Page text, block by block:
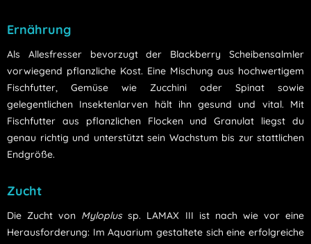
Ernährung
Als Allesfresser bevorzugt der Blackberry Scheibensalmler
vorwiegend pflanzliche Kost. Eine Mischung aus hochwertigem
Fischfutter, Gemüse wie Zucchini oder Spinat sowie
gelegentlichen Insektenlarven hält ihn gesund und vital. Mit
Fischfutter aus pflanzlichen Flocken und Granulat liegst du
genau richtig und unterstützt sein Wachstum bis zur stattlichen
Endgröße.
Zucht
Die Zucht von Myloplussp. LAMAX III ist nach wie vor eine
Herausforderung: Im Aquarium gestaltete sich eine erfolgreiche